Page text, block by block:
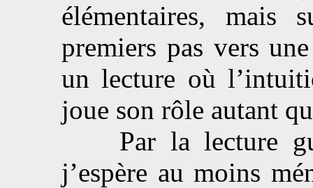
élémentaires,
premiers pas vers
un lecture où
joue son rôle autant
Par la lecture
j’espère au moins